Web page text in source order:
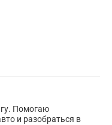
Помогаю
и разобраться в